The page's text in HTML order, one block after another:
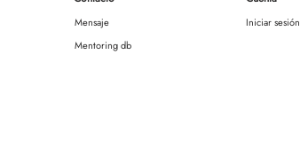
Mensaje
Mentoring db
Iniciar sesión